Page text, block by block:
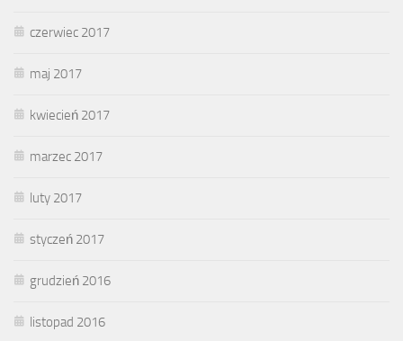
czerwiec 2017
maj 2017
kwiecień 2017
marzec 2017
luty 2017
styczeń 2017
grudzień 2016
listopad 2016